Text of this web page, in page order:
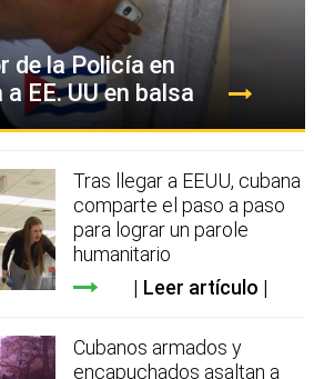
de la Policía en
EE. UU en balsa
Tras llegar a EEUU, cubana
comparte el paso a paso
para lograr un parole
humanitario
Leer artículo
Cubanos armados y
encapuchados asaltan a